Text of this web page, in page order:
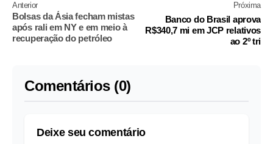
Anterior
Bolsas da Ásia fecham mistas
após rali em NY e em meio à
recuperação do petróleo
Próxima
Banco do Brasil aprova
R$340,7 mi em JCP relativos
ao 2º tri
Comentários (0)
Deixe seu comentário